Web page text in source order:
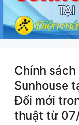
Chính sách
Sunhouse
Đổi mới
thuật từ